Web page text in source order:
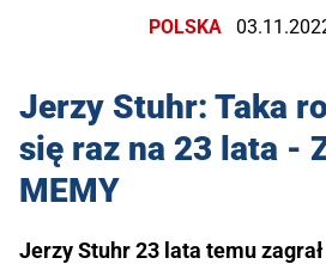
POLSKA
Jerzy Stuhr: Taka
się raz na 23 lata -
MEMY
Jerzy Stuhr 23 lata temu